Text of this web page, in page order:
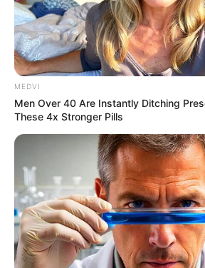
MEDVI
Men Over 40 Are Instantly Ditching
These 4x Stronger Pills